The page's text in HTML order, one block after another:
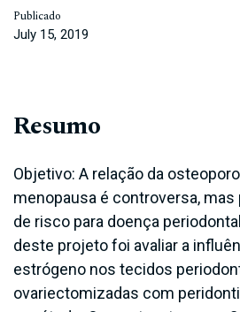
Publicado
July 15, 2019
Resumo
Objetivo: A relação da
menopausa é controversa,
de risco para doença
deste projeto foi avaliar a
estrógeno nos tecidos
ovariectomizadas com